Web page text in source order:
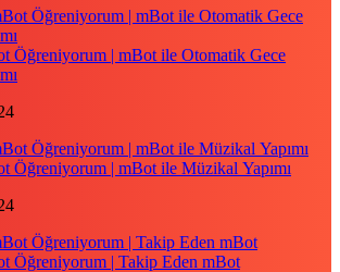
Öğreniyorum | mBot ile Otomatik Gece
Öğreniyorum | mBot ile Müzikal Yapımı
Öğreniyorum | Takip Eden mBot